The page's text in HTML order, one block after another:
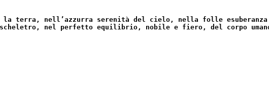
la terra, nell’azzurra serenità del cielo, nella folle
nel perfetto equilibrio, nobile e fiero, del corpo